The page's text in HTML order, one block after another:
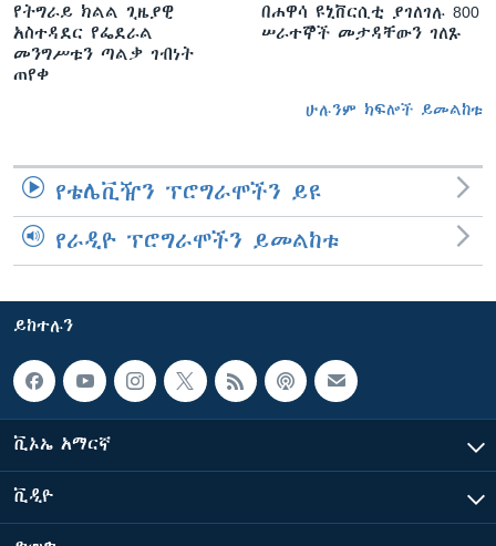
የትግራይ ክልል ጊዜያዊ
አስተዳደር የፌደራል
መንግሥቱን ጣልቃ ገብነት
ጠየቀ
በሐዋሳ ዩኒቨርሲቲ ያገለገሉ 800
ሠራተኞች መታዳቸውን ገለጹ
ሁሉንም ክፍሎች ይመልከቱ
የቴሌቪዥን ፕሮግራሞችን ይዩ
የራዲዮ ፕሮግራሞችን ይመልከቱ
ይከተሉን
ቪኦኤ አማርኛ
ቪዲዮ